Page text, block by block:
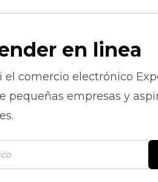
en linea
el comercio electrónico
pequeñas empresas y